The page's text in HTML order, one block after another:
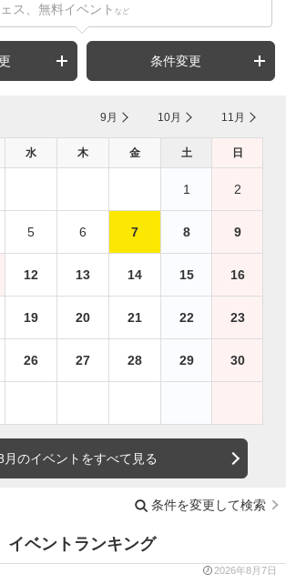
ス、無料イベント など
条件変更
9月 10月 11月
水 木 金 土 日
1 2
5 6 7 8 9
12 13 14 15 16
19 20 21 22 23
26 27 28 29 30
月のイベントをすべて見る
条件を変更して検索
イベントランキング
2026年8月7日